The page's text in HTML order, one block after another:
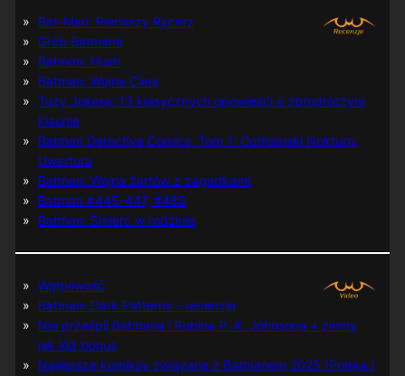
Bat-Man: Pierwszy Rycerz
Grób Batmana
Batman: Hush
Batman: Wojna Cieni
Tuzy Jokera: 13 klasycznych opowieści o zbrodniczym
klaunie
Batman Detective Comics, Tom 1: Gothamski Nokturn:
Uwertura
Batman: Wojna żartów z zagadkami
Batman #445-447, #480
Batman: Śmierć w rodzinie
Wątpliwość
Batman: Dark Patterns – recenzja
Nie prześpij Batmana i Robina P. K. Johnsona + zimny
jak lód bonus
Najlepsze komiksy związane z Batmanem 2025 (Polska i